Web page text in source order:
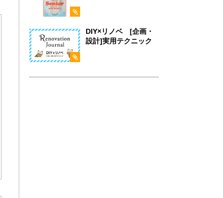
DIY×リノベ [企画・
設計]実用テクニック